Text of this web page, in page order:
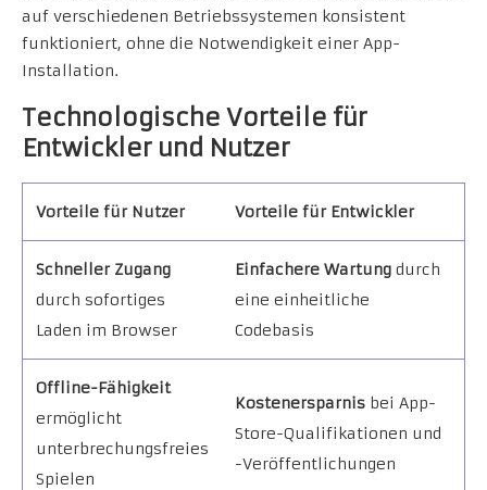
auf verschiedenen Betriebssystemen konsistent
funktioniert, ohne die Notwendigkeit einer App-
Installation.
Technologische Vorteile für
Entwickler und Nutzer
Vorteile für Nutzer Vorteile für Entwickler
Schneller Zugang
durch sofortiges
Laden im Browser
Einfachere Wartung durch
eine einheitliche
Codebasis
Offline-Fähigkeit
ermöglicht
unterbrechungsfreies
Spielen
Kostenersparnis bei App-
Store-Qualifikationen und
-Veröffentlichungen